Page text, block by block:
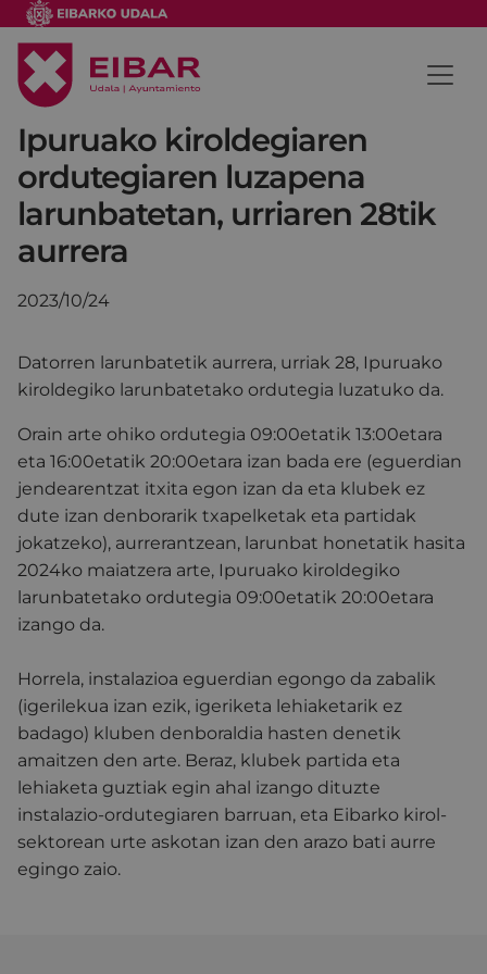
Ipuruako kiroldegiaren
ordutegiaren luzapena
larunbatetan, urriaren 28tik
aurrera
2023/10/24
Datorren larunbatetik aurrera, urriak 28, Ipuruako
kiroldegiko larunbatetako ordutegia luzatuko da.
Orain arte ohiko ordutegia 09:00etatik 13:00etara
eta 16:00etatik 20:00etara izan bada ere (eguerdian
jendearentzat itxita egon izan da eta klubek ez
dute izan denborarik txapelketak eta partidak
jokatzeko), aurrerantzean, larunbat honetatik hasita
2024ko maiatzera arte, Ipuruako kiroldegiko
larunbatetako ordutegia 09:00etatik 20:00etara
izango da.
Horrela, instalazioa eguerdian egongo da zabalik
(igerilekua izan ezik, igeriketa lehiaketarik ez
badago) kluben denboraldia hasten denetik
amaitzen den arte. Beraz, klubek partida eta
lehiaketa guztiak egin ahal izango dituzte
instalazio-ordutegiaren barruan, eta Eibarko kirol-
sektorean urte askotan izan den arazo bati aurre
egingo zaio.